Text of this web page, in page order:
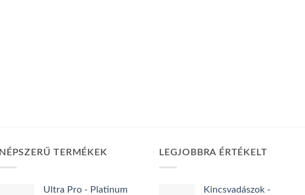
NÉPSZERŰ TERMÉKEK
Ultra Pro - Platinum
LEGJOBBRA ÉRTÉKELT
Kincsvadászok -